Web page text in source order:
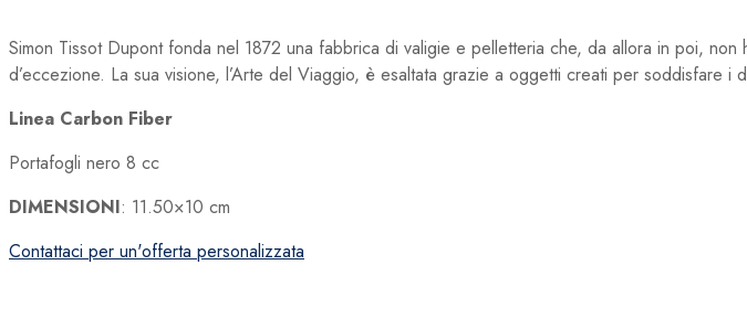
Simon Tissot Dupont fonda nel 1872 una fabbrica di valigie e pelletteria che, da allora in poi,
d’eccezione. La sua visione, l’Arte del Viaggio, è esaltata grazie a oggetti creati per soddisfare i
Linea Carbon Fiber
Portafogli nero 8 cc
DIMENSIONI: 11.50×10 cm
Contattaci per un'offerta personalizzata